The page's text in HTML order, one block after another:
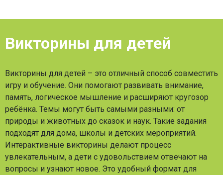
Викторины для детей
Викторины для детей – это отличный способ совместить
игру и обучение. Они помогают развивать внимание,
память, логическое мышление и расширяют кругозор
ребёнка. Темы могут быть самыми разными: от
природы и животных до сказок и наук. Такие задания
подходят для дома, школы и детских мероприятий.
Интерактивные викторины делают процесс
увлекательным, а дети с удовольствием отвечают на
вопросы и узнают новое. Это удобный формат для